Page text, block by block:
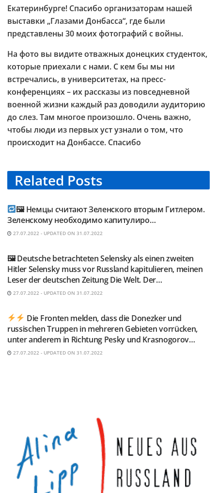
Екатеринбурге! Спасибо организаторам нашей
выставки „Глазами Донбасса“, где были
представлены 30 моих фотографий с войны.
На фото вы видите отважных донецких студенток,
которые приехали с нами. С кем бы мы ни
встречались, в университетах, на пресс-
конференциях – их рассказы из повседневной
военной жизни каждый раз доводили аудиторию
до слез. Там многое произошло. Очень важно,
чтобы люди из первых уст узнали о том, что
происходит на Донбассе. Спасибо
Related Posts
TELEGRAM KANAL @NEUESAUSRUSSLAND
🖼 Немцы считают Зеленского вторым Гитлером.
Зеленскому необходимо капитулиро…
27.07.2022 - UPDATED ON 31.07.2022
🖼 Deutsche betrachteten Selensky als einen zweiten
Hitler Selensky muss vor Russland kapitulieren, meinen
Leser der deutschen Zeitung Die Welt. Der…
27.07.2022 - UPDATED ON 31.07.2022
Die Fronten melden, dass die Donezker und
russischen Truppen in mehreren Gebieten vorrücken,
unter anderem in Richtung Pesky und Krasnogorov…
27.07.2022 - UPDATED ON 31.07.2022